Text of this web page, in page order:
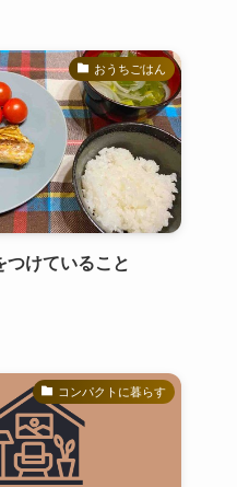
おうちごはん
つけていること
コンパクトに暮らす